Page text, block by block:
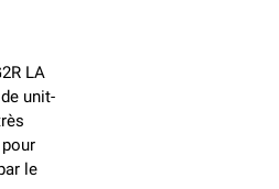
LA
unit-
pour
le